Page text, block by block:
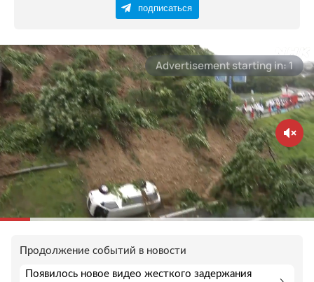
подписаться
Продолжение событий в новости
Появилось новое видео жесткого задержания